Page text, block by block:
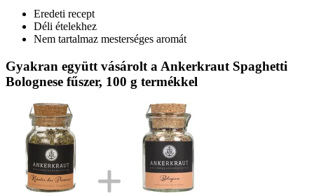
Eredeti recept
Déli ételekhez
Nem tartalmaz mesterséges aromát
Gyakran együtt vásárolt a Ankerkraut Spaghetti
Bolognese fűszer, 100 g termékkel